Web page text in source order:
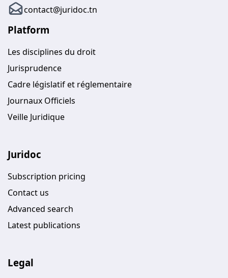
contact@juridoc.tn
Platform
Les disciplines du droit
Jurisprudence
Cadre législatif et réglementaire
Journaux Officiels
Veille Juridique
Juridoc
Subscription pricing
Contact us
Advanced search
Latest publications
Legal